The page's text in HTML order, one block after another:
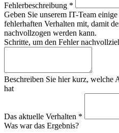
Fehlerbeschreibung *
Geben Sie unserem IT-Team
fehlerhaften Verhalten mit, damit
nachvollzogen werden kann.
Schritte, um den Fehler
Beschreiben Sie hier kurz, welche
hat
Das aktuelle Verhalten *
Was war das Ergebnis?